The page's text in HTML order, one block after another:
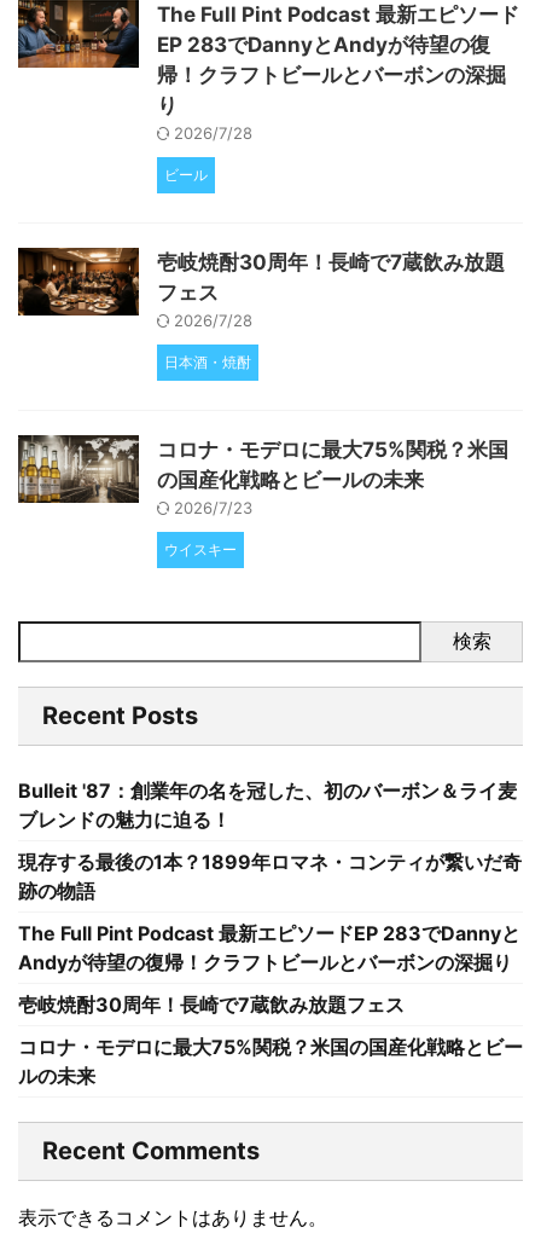
The Full Pint Podcast 最新エピソード
EP 283でDannyとAndyが待望の復
帰！クラフトビールとバーボンの深掘
り
2026/7/28
ビール
壱岐焼酎30周年！長崎で7蔵飲み放題
フェス
2026/7/28
日本酒・焼酎
コロナ・モデロに最大75%関税？米国
の国産化戦略とビールの未来
2026/7/23
ウイスキー
検索
Recent Posts
Bulleit '87：創業年の名を冠した、初のバーボン＆ライ麦
ブレンドの魅力に迫る！
現存する最後の1本？1899年ロマネ・コンティが繋いだ奇
跡の物語
The Full Pint Podcast 最新エピソードEP 283でDannyと
Andyが待望の復帰！クラフトビールとバーボンの深掘り
壱岐焼酎30周年！長崎で7蔵飲み放題フェス
コロナ・モデロに最大75%関税？米国の国産化戦略とビー
ルの未来
Recent Comments
表示できるコメントはありません。